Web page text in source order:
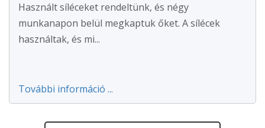
Használt síléceket rendeltünk, és négy
munkanapon belül megkaptuk őket. A sílécek
használtak, és mi...
További információ ...